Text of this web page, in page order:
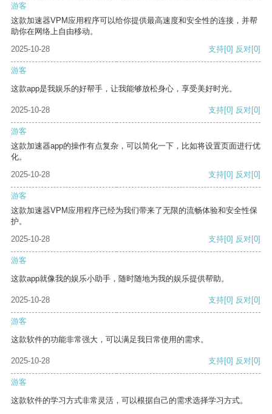
游客
这款加速器VPM应用程序可以给你提供最高速度和安全性的连接，并帮
助你在网络上自由移动。
2025-10-28
支持[0] 反对[0]
游客
这款app是我娱乐的好帮手，让我能够放松身心，享受美好时光。
2025-10-28 支持[0] 反对[0]
游客
这款加速器app的操作有点复杂，可以简化一下，比如将设置页面进行优
化。
2025-10-28
支持[0] 反对[0]
游客
这款加速器VPM应用程序已经为我们带来了无限的流畅体验和安全性保
护。
2025-10-28
支持[0] 反对[0]
游客
这款app就像我的娱乐小助手，随时随地为我的娱乐提供帮助。
2025-10-28 支持[0] 反对[0]
游客
这款软件的功能非常强大，可以满足我日常使用的需求。
2025-10-28 支持[0] 反对[0]
游客
这款软件的学习方式非常灵活，可以根据自己的需求选择学习方式。